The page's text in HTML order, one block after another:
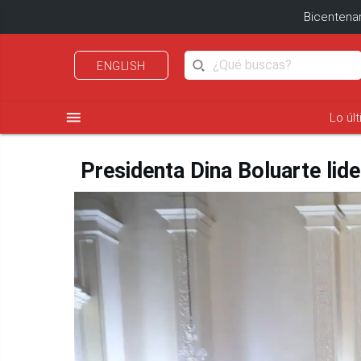
ENGLISH
menu Lo
Presidenta Dina Boluarte